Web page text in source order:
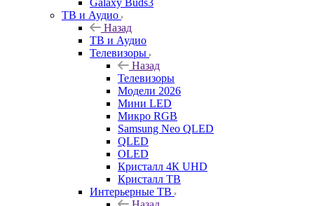
Galaxy Buds3
ТВ и Аудио
Назад
ТВ и Аудио
Телевизоры
Назад
Телевизоры
Модели 2026
Мини LED
Микро RGB
Samsung Neo QLED
QLED
OLED
Кристалл 4К UHD
Кристалл ТВ
Интерьерные ТВ